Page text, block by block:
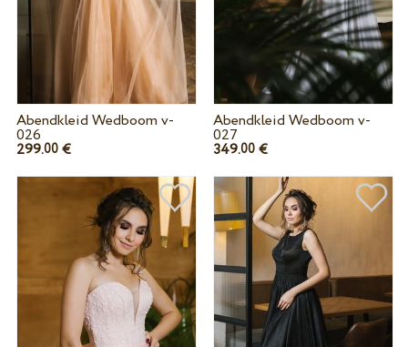
Abendkleid Wedboom v-
026
299.00€
Abendkleid Wedboom v-
027
349.00 €